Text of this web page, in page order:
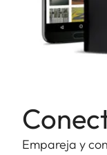
Empareja y